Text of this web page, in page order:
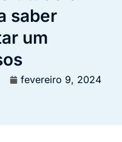
saber
um
fevereiro 9, 2024